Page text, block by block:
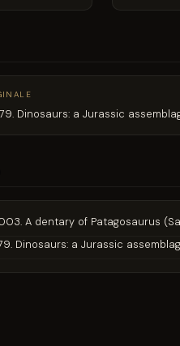
Dinosaurs: a Jurassic
A dentary of Patagosaurus
Dinosaurs: a Jurassic